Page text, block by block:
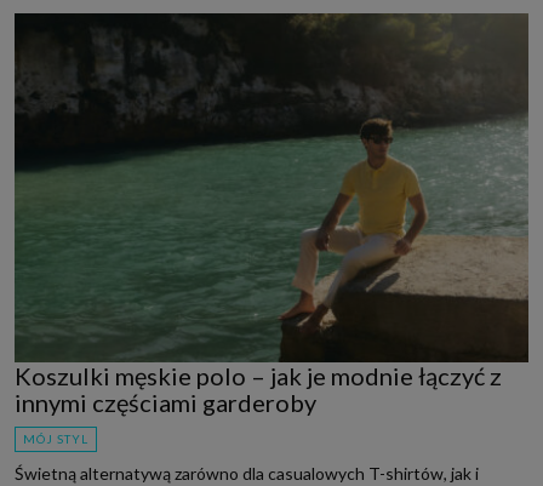
Koszulki męskie polo – jak je modnie łączyć z
innymi częściami garderoby
MÓJ STYL
Świetną alternatywą zarówno dla casualowych T-shirtów, jak i